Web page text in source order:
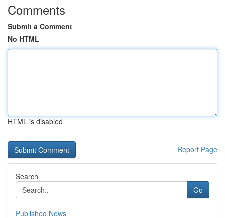
Comments
Submit a Comment
No HTML
HTML is disabled
Report Page
Search
Go
Published News